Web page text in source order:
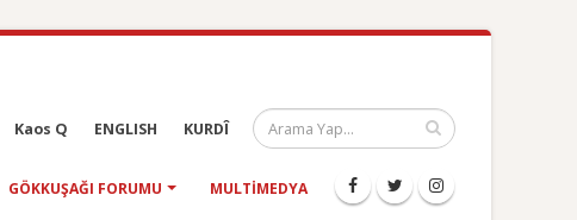
Kaos Q ENGLISH KURDÎ
GÖKKUŞAĞI FORUMU MULTIMEDYA